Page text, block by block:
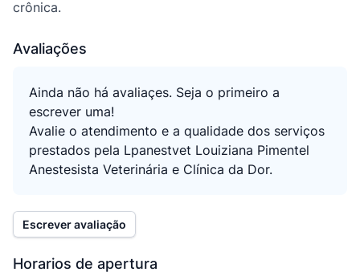
crônica.
Avaliações
Ainda não há avaliaçes. Seja o primeiro a
escrever uma!
Avalie o atendimento e a qualidade dos serviços
prestados pela Lpanestvet Louiziana Pimentel
Anestesista Veterinária e Clínica da Dor.
Escrever avaliação
Horarios de apertura